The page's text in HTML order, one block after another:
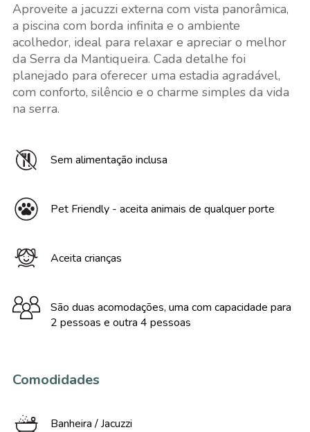
Aproveite a jacuzzi externa com vista panorâmica,
a piscina com borda infinita e o ambiente
acolhedor, ideal para relaxar e apreciar o melhor
da Serra da Mantiqueira. Cada detalhe foi
planejado para oferecer uma estadia agradável,
com conforto, silêncio e o charme simples da vida
na serra.
Sem alimentação inclusa
Pet Friendly - aceita animais de qualquer porte
Aceita crianças
São duas acomodações, uma com capacidade para
2 pessoas e outra 4 pessoas
Comodidades
Banheira / Jacuzzi